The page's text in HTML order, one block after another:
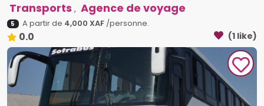
Transports , Agence de voyage
5 A partir de 4,000 XAF/personne.
0.0 (1 like)